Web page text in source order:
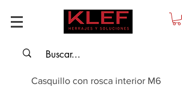
Casquillo con rosca interior M6